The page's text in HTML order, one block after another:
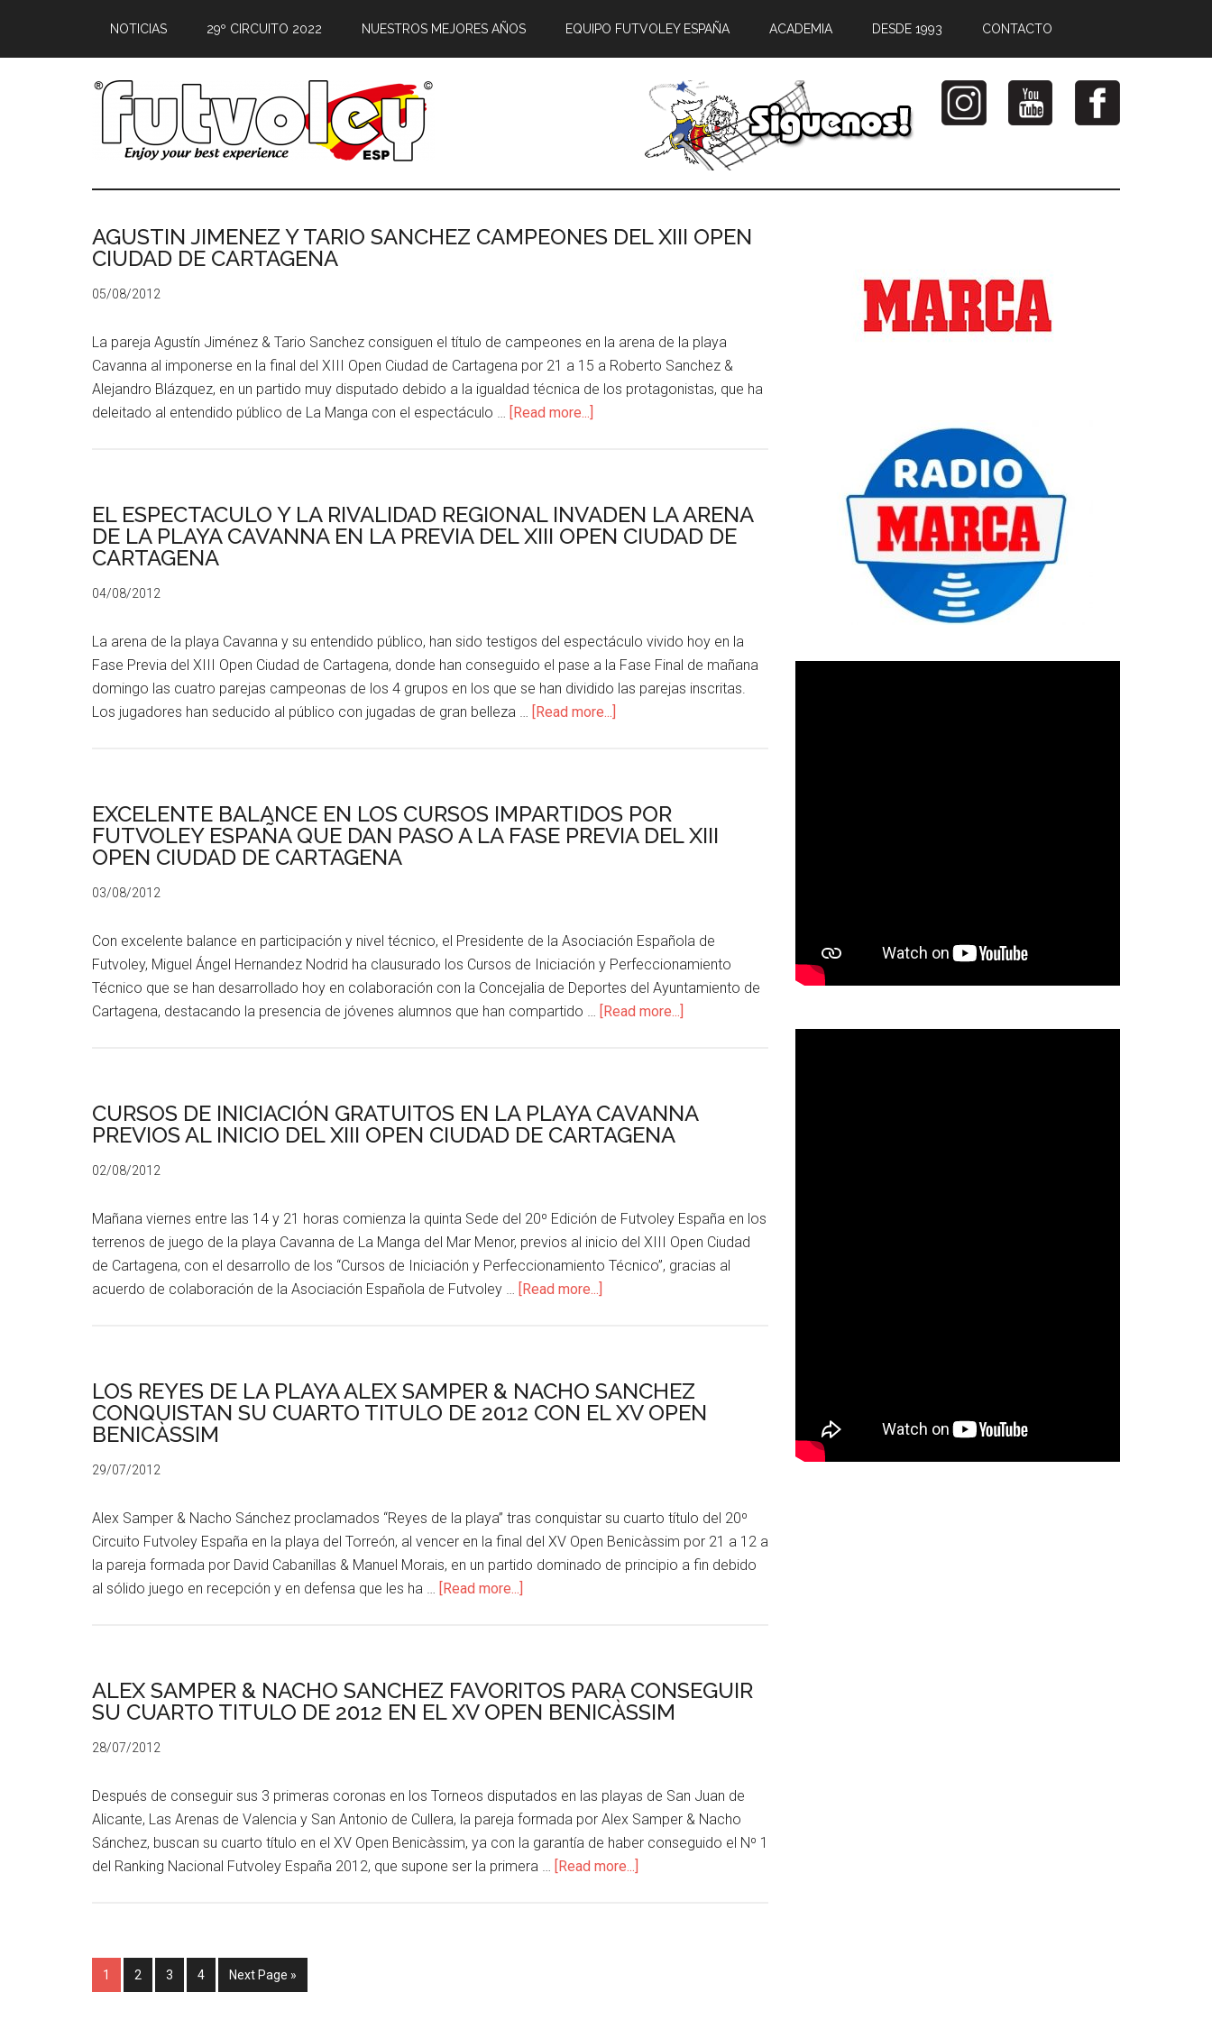
NOTICIAS 29º CIRCUITO 2022 NUESTROS MEJORES AÑOS EQUIPO FUTVOLEY ESPAÑA ACADEMIA DESDE 1993 CONTACTO
AGUSTIN JIMENEZ Y TARIO SANCHEZ CAMPEONES DEL XIII OPEN
CIUDAD DE CARTAGENA
05/08/2012
La pareja Agustín Jiménez & Tario Sanchez consiguen el título de campeones en la arena de la playa
Cavanna al imponerse en la final del XIII Open Ciudad de Cartagena por 21 a 15 a Roberto Sanchez &
Alejandro Blázquez, en un partido muy disputado debido a la igualdad técnica de los protagonistas, que ha
deleitado al entendido público de La Manga con el espectáculo … [Read more...]
EL ESPECTACULO Y LA RIVALIDAD REGIONAL INVADEN LA ARENA
DE LA PLAYA CAVANNA EN LA PREVIA DEL XIII OPEN CIUDAD DE
CARTAGENA
04/08/2012
La arena de la playa Cavanna y su entendido público, han sido testigos del espectáculo vivido hoy en la
Fase Previa del XIII Open Ciudad de Cartagena, donde han conseguido el pase a la Fase Final de mañana
domingo las cuatro parejas campeonas de los 4 grupos en los que se han dividido las parejas inscritas.
Los jugadores han seducido al público con jugadas de gran belleza … [Read more...]
EXCELENTE BALANCE EN LOS CURSOS IMPARTIDOS POR
FUTVOLEY ESPAÑA QUE DAN PASO A LA FASE PREVIA DEL XIII
OPEN CIUDAD DE CARTAGENA
03/08/2012
Con excelente balance en participación y nivel técnico, el Presidente de la Asociación Española de
Futvoley, Miguel Ángel Hernandez Nodrid ha clausurado los Cursos de Iniciación y Perfeccionamiento
Técnico que se han desarrollado hoy en colaboración con la Concejalia de Deportes del Ayuntamiento de
Cartagena, destacando la presencia de jóvenes alumnos que han compartido … [Read more...]
CURSOS DE INICIACIÓN GRATUITOS EN LA PLAYA CAVANNA
PREVIOS AL INICIO DEL XIII OPEN CIUDAD DE CARTAGENA
02/08/2012
Mañana viernes entre las 14 y 21 horas comienza la quinta Sede del 20º Edición de Futvoley España en los
terrenos de juego de la playa Cavanna de La Manga del Mar Menor, previos al inicio del XIII Open Ciudad
de Cartagena, con el desarrollo de los “Cursos de Iniciación y Perfeccionamiento Técnico”, gracias al
acuerdo de colaboración de la Asociación Española de Futvoley … [Read more...]
LOS REYES DE LA PLAYA ALEX SAMPER & NACHO SANCHEZ
CONQUISTAN SU CUARTO TITULO DE 2012 CON EL XV OPEN
BENICÀSSIM
29/07/2012
Alex Samper & Nacho Sánchez proclamados “Reyes de la playa” tras conquistar su cuarto título del 20º
Circuito Futvoley España en la playa del Torreón, al vencer en la final del XV Open Benicàssim por 21 a 12 a
la pareja formada por David Cabanillas & Manuel Morais, en un partido dominado de principio a fin debido
al sólido juego en recepción y en defensa que les ha … [Read more...]
ALEX SAMPER & NACHO SANCHEZ FAVORITOS PARA CONSEGUIR
SU CUARTO TITULO DE 2012 EN EL XV OPEN BENICÀSSIM
28/07/2012
Después de conseguir sus 3 primeras coronas en los Torneos disputados en las playas de San Juan de
Alicante, Las Arenas de Valencia y San Antonio de Cullera, la pareja formada por Alex Samper & Nacho
Sánchez, buscan su cuarto título en el XV Open Benicàssim, ya con la garantía de haber conseguido el Nº 1
del Ranking Nacional Futvoley España 2012, que supone ser la primera … [Read more...]
1 2 3 4 Next Page »